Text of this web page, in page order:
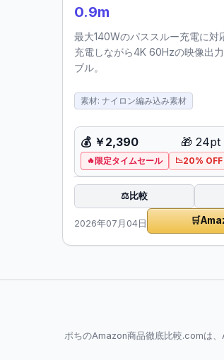
0.9m
最大140Wのパススルー充電に対
充電しながら4K 60Hzの映像出
ブル。
素材: ナイロン編み込み素材
💰 ￥2,390 🎁 24pt
限定タイムセール 20% OFF
⚖️比較
2026年07月04日 🛒
ポちのAmazon商品徹底比較.comは